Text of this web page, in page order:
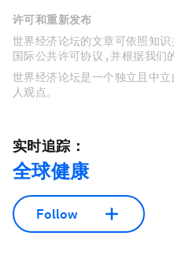
许可和重新发布
世界经济论坛的文章可依照知
国际公共许可协议 , 并根据我们
世界经济论坛是一个独立且中
人观点。
实时追踪：
全球健康
Follow